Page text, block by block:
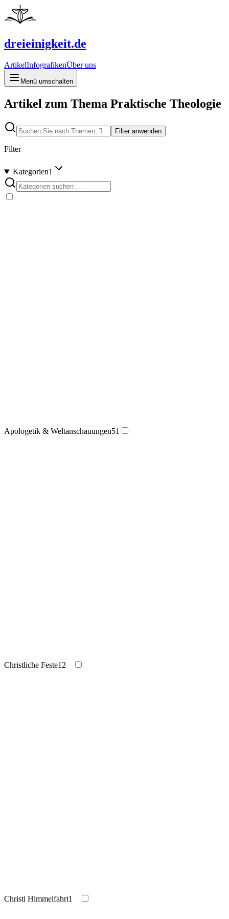
dreieinigkeit.de
ArtikelInfografikenÜber uns
Menü umschalten
Artikel zum Thema Praktische Theologie
Filter anwenden
Filter
Kategorien1
Apologetik & Weltanschauungen51
Christliche Feste12
Christi Himmelfahrt1